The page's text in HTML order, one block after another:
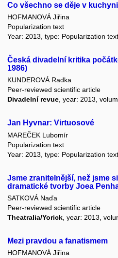
Co všechno se děje v kuchyni
HOFMANOVÁ Jiřina
Popularization text
Year: 2013, type: Popularization text
Česká divadelní kritika
1986)
KUNDEROVÁ Radka
Peer-reviewed scientific article
Divadelní revue, year: 2013,
Jan Hyvnar: Virtuosové
MAREČEK Lubomír
Popularization text
Year: 2013, type: Popularization text
Jsme zranitelnější, než jsme
dramatické tvorby Joea
SATKOVÁ Naďa
Peer-reviewed scientific article
Theatralia/Yorick , year: 2013,
Mezi pravdou a fanatismem
HOFMANOVÁ Jiřina